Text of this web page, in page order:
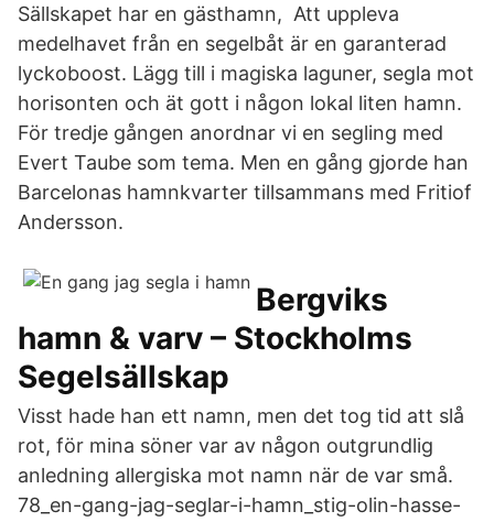
Sällskapet har en gästhamn, Att uppleva
medelhavet från en segelbåt är en garanterad
lyckoboost. Lägg till i magiska laguner, segla mot
horisonten och ät gott i någon lokal liten hamn.
För tredje gången anordnar vi en segling med
Evert Taube som tema. Men en gång gjorde han
Barcelonas hamnkvarter tillsammans med Fritiof
Andersson.
Bergviks
hamn & varv – Stockholms
Segelsällskap
Visst hade han ett namn, men det tog tid att slå
rot, för mina söner var av någon outgrundlig
anledning allergiska mot namn när de var små.
78_en-gang-jag-seglar-i-hamn_stig-olin-hasse-